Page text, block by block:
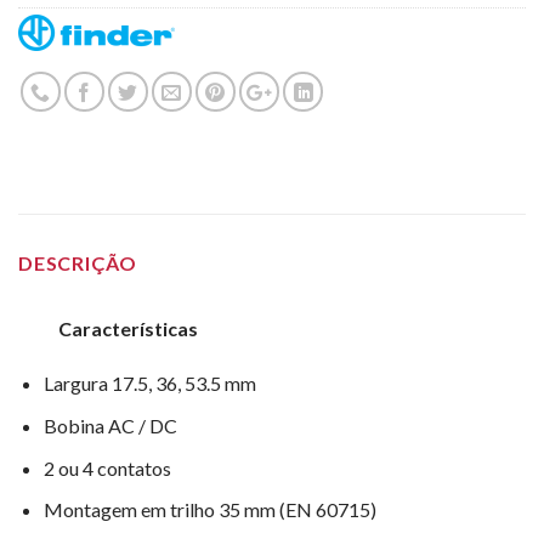
DESCRIÇÃO
Características
Largura 17.5, 36, 53.5 mm
Bobina AC / DC
2 ou 4 contatos
Montagem em trilho 35 mm (EN 60715)